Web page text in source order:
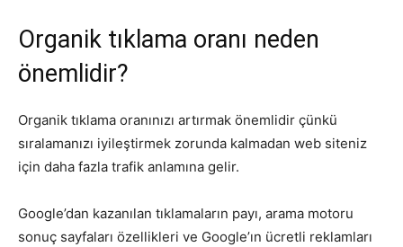
Organik tıklama oranı neden
önemlidir?
Organik tıklama oranınızı artırmak önemlidir çünkü
sıralamanızı iyileştirmek zorunda kalmadan web siteniz
için daha fazla trafik anlamına gelir.
Google’dan kazanılan tıklamaların payı, arama motoru
sonuç sayfaları özellikleri ve Google’ın ücretli reklamları